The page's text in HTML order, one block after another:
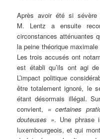
Après avoir été si sévère
M. Lentz a ensuite
circonstances atténuantes
la peine théorique
Les trois accusés ont
est établi qu’ils ont agi
L’impact politique
être totalement ignoré, le
étant désormais illégal.
convient, « certaines
douteuses ». Une phrase
luxembourgeois, et qui